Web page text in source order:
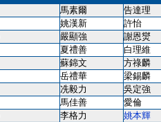
馬素爾 告達理
姚漢新 許怡
嚴顯強 謝恩爕
夏禮善 白理維
蘇錦文 方祿麟
岳禮華 梁錫麟
冼毅力 吳定強
馬佳善 愛倫
李格力 姚本輝